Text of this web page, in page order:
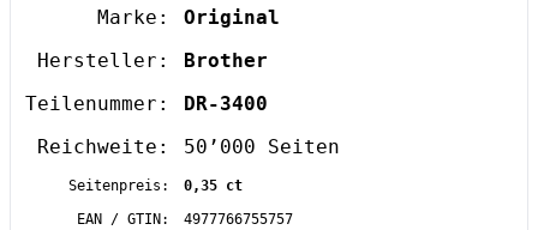
Marke:
Original
Hersteller:
Brother
Teilenummer:
DR-3400
Reichweite:
50’000 Seiten
Seitenpreis:
0,35 ct
EAN / GTIN:
4977766755757